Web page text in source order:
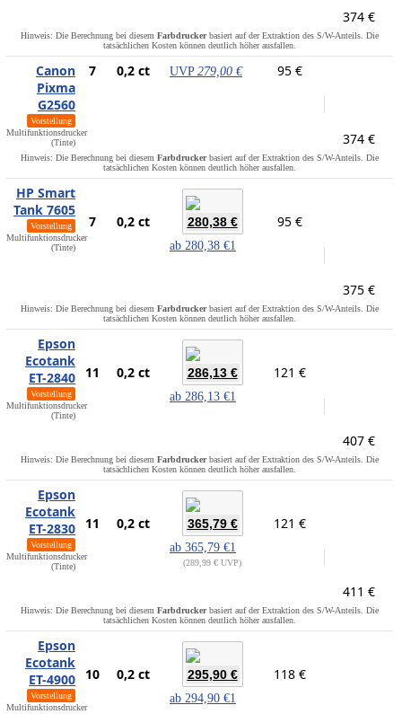
374 €
Hinweis: Die Berechnung bei diesem Farbdruckerbasiert auf der Extraktion des S/W-Anteils. Die
tatsächlichen Kosten können deutlich höher ausfallen.
Canon
Pixma
G2560
Vorstellung
Multifunktionsdrucker
(Tinte)
7 0,2 ct UVP 279,00 € 95 €
374 €
Hinweis: Die Berechnung bei diesem Farbdruckerbasiert auf der Extraktion des S/W-Anteils. Die
tatsächlichen Kosten können deutlich höher ausfallen.
HP Smart
Tank 7605
Vorstellung
Multifunktionsdrucker
(Tinte)
7 0,2 ct 280,38 €
ab 280,38 €1
95 €
375 €
Hinweis: Die Berechnung bei diesem Farbdruckerbasiert auf der Extraktion des S/W-Anteils. Die
tatsächlichen Kosten können deutlich höher ausfallen.
Epson
Ecotank
ET-2840
Vorstellung
Multifunktionsdrucker
(Tinte)
11 0,2 ct 286,13 €
ab 286,13 €1
121 €
407 €
Hinweis: Die Berechnung bei diesem Farbdruckerbasiert auf der Extraktion des S/W-Anteils. Die
tatsächlichen Kosten können deutlich höher ausfallen.
Epson
Ecotank
ET-2830
Vorstellung
Multifunktionsdrucker
(Tinte)
11 0,2 ct 365,79 €
ab 365,79 €1
289,99 € UVP
121 €
411 €
Hinweis: Die Berechnung bei diesem Farbdruckerbasiert auf der Extraktion des S/W-Anteils. Die
tatsächlichen Kosten können deutlich höher ausfallen.
Epson
Ecotank
ET-4900
Vorstellung
Multifunktionsdrucker
10 0,2 ct 295,90 €
ab 294,90 €1
118 €